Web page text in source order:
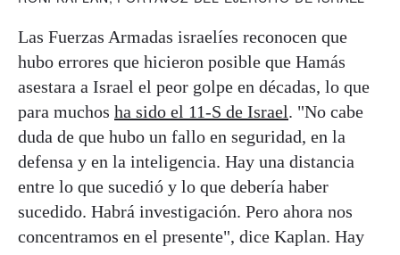
Las Fuerzas Armadas israelíes reconocen que
hubo errores que hicieron posible que Hamás
asestara a Israel el peor golpe en décadas, lo que
para muchos ha sido el 11-S de Israel. "No cabe
duda de que hubo un fallo en seguridad, en la
defensa y en la inteligencia. Hay una distancia
entre lo que sucedió y lo que debería haber
sucedido. Habrá investigación. Pero ahora nos
concentramos en el presente", dice Kaplan. Hay